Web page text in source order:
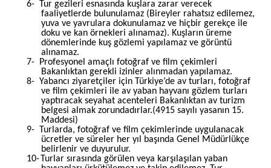
6- Tur gezileri esnasında kuşlara zarar verecek
faaliyetlerde bulunulamaz (Bireyler rahatsız edilemez,
yuva ve yavrulara dokunulamaz ve hiçbir gerekçe ile
doku ve kan örnekleri alınamaz). Kuşların üreme
dönemlerinde kuş gözlemi yapılamaz ve görüntü
alınamaz.
7-
Profesyonel amaçlı fotoğraf ve film çekimleri
Bakanlıktan gerekli izinler alınmadan yapılamaz.
8- Yabancı ziyaretçiler için Türkiye’de av turları, fotoğraf
ve film çekimleri ile av yaban hayvanı gözlem turları
yaptıracak seyahat acenteleri Bakanlıktan av turizm
belgesi almak zorundadırlar.(4915 sayılı yasanın 15.
Maddesi)
9- Turlarda, fotoğraf ve film çekimlerinde uygulanacak
ücretler ve süreler her yıl başında Genel Müdürlükçe
belirlenir ve duyurulur.
10-Turlar sırasında görülen veya karşılaşılan yaban